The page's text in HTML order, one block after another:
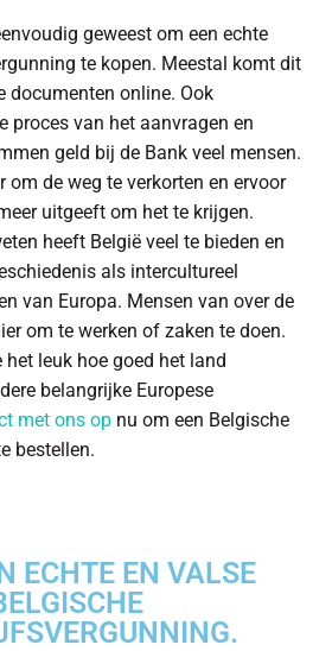
geweest om een echte
te kopen. Meestal komt dit
documenten online. Ook
proces van het aanvragen en
geld bij de Bank veel mensen.
om de weg te verkorten en ervoor
uitgeeft om het te krijgen.
heeft België veel te bieden en
als intercultureel
van Europa. Mensen van over de
om te werken of zaken te doen.
het leuk hoe goed het land
belangrijke Europese
met ons op nu om een Belgische
bestellen.
ECHTE EN VALSE